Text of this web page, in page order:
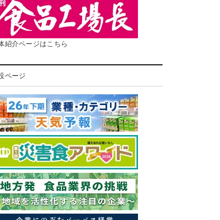
紹介ページはこちら
ページ